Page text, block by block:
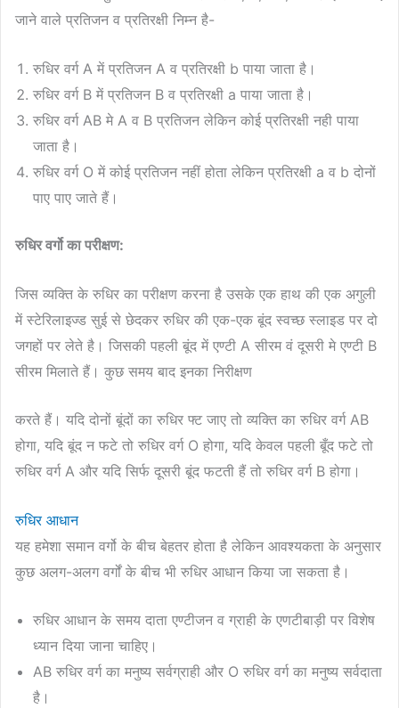
जाने वाले प्रतिजन व प्रतिरक्षी निम्न है-
रुधिर वर्ग A में प्रतिजन A व प्रतिरक्षी b पाया जाता है।
रुधिर वर्ग B में प्रतिजन B व प्रतिरक्षी a पाया जाता है।
रुधिर वर्ग AB मे A व B प्रतिजन लेकिन कोई प्रतिरक्षी नही पाया
जाता है।
रुधिर वर्ग O में कोई प्रतिजन नहीं होता लेकिन प्रतिरक्षी a व b दोनों
पाए पाए जाते हैं।
रुधिर वर्गो का परीक्षण:
जिस व्यक्ति के रुधिर का परीक्षण करना है उसके एक हाथ की एक अगुली
में स्टेरिलाइज्ड सुई से छेदकर रुधिर की एक-एक बूंद स्वच्छ स्लाइड पर दो
जगहों पर लेते है। जिसकी पहली बूंद में एण्टी A सीरम वं दूसरी मे एण्टी B
सीरम मिलाते हैं। कुछ समय बाद इनका निरीक्षण
करते हैं। यदि दोनों बूंदों का रुधिर फ्ट जाए तो व्यक्ति का रुधिर वर्ग AB
होगा, यदि बूंद न फटे तो रुधिर वर्ग O होगा, यदि केवल पहली बूँद फटे तो
रुधिर वर्ग A और यदि सिर्फ दूसरी बूंद फटती हैं तो रुधिर वर्ग B होगा।
रुधिर आधान
यह हमेशा समान वर्गो के बीच बेहतर होता है लेकिन आवश्यकता के अनुसार
कुछ अलग-अलग वर्गों के बीच भी रुधिर आधान किया जा सकता है।
रुधिर आधान के समय दाता एण्टीजन व ग्राही के एणटीबाड़ी पर विशेष
ध्यान दिया जाना चाहिए।
AB रुधिर वर्ग का मनुष्य सर्वग्राही और O रुधिर वर्ग का मनुष्य सर्वदाता
है।